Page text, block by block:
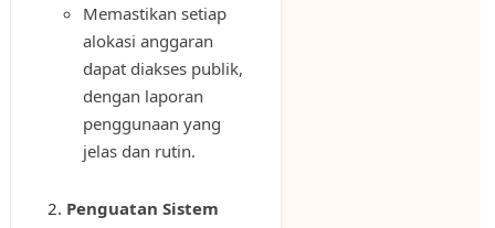
Memastikan setiap
alokasi anggaran
dapat diakses publik,
dengan laporan
penggunaan yang
jelas dan rutin.
Penguatan Sistem